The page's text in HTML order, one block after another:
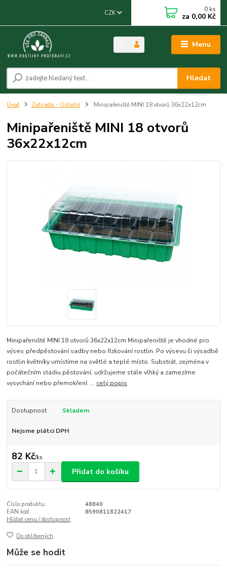
Menu
CZK
Hledat
0 ks
za 0,00 Kč
Úvod Zahrada - Ostatní Minipařeniště MINI 18 otvorů 36x22x12cm
Minipařeniště MINI 18 otvorů
36x22x12cm
Minipařeniště MINI 18 otvorů 36x22x12cm Minipařeniště je vhodné pro
výsev, předpěstování sadby nebo řízkování rostlin. Po výsevu či výsadbě
rostlin květníky umístíme na světlé a teplé místo. Substrát, zejména v
počátečním stádiu pěstování, udržujeme stále vlhký a zamezíme
vysychání nebo přemokření. ... celý popis
Dostupnost Skladem
Nejsme plátci DPH
82 Kč/ks
Přidat do košíku
Číslo produktu:
48840
EAN kód:
8590811822417
Hlídat cenu / dostupnost
Do oblíbených
Může se hodit